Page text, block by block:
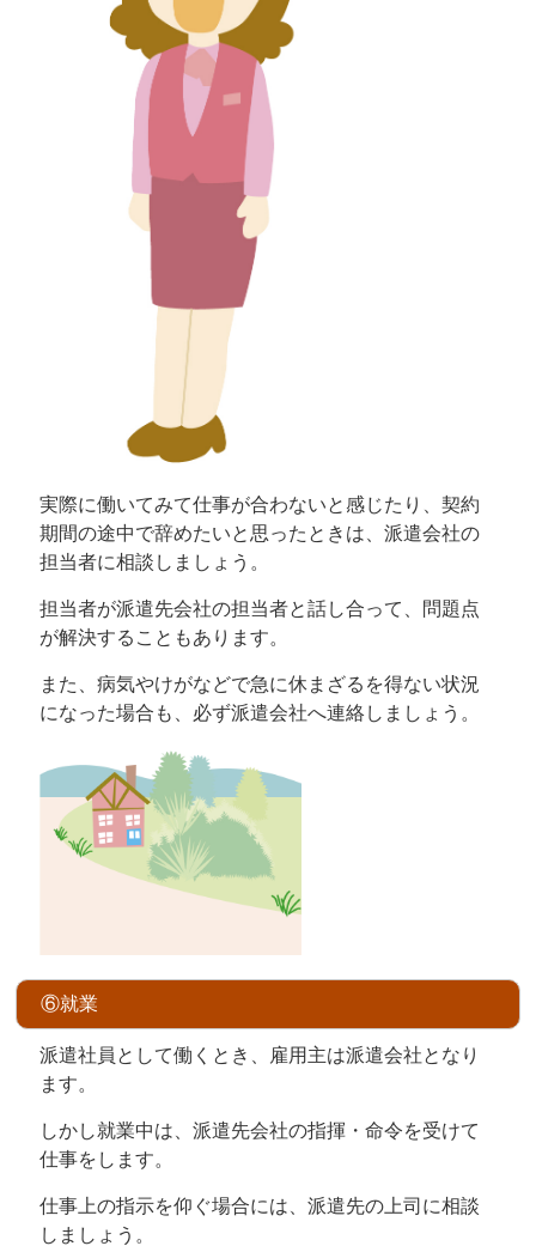
実際に働いてみて仕事が合わないと感じたり、契約
期間の途中で辞めたいと思ったときは、派遣会社の
担当者に相談しましょう。
担当者が派遣先会社の担当者と話し合って、問題点
が解決することもあります。
また、病気やけがなどで急に休まざるを得ない状況
になった場合も、必ず派遣会社へ連絡しましょう。
⑥就業
派遣社員として働くとき、雇用主は派遣会社となり
ます。
しかし就業中は、派遣先会社の指揮・命令を受けて
仕事をします。
仕事上の指示を仰ぐ場合には、派遣先の上司に相談
しましょう。